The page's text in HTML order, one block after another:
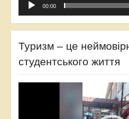
00:00
Туризм – це
студентського життя